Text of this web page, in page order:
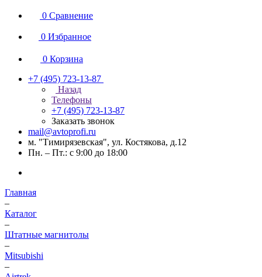
0 Сравнение
0 Избранное
0 Корзина
+7 (495) 723-13-87
Назад
Телефоны
+7 (495) 723-13-87
Заказать звонок
mail@avtoprofi.ru
м. "Тимирязевская", ул. Костякова, д.12
Пн. – Пт.: с 9:00 до 18:00
Главная
–
Каталог
–
Штатные магнитолы
–
Mitsubishi
–